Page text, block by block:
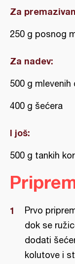
Za
250 g posnog
Za nadev:
500 g mlevenih
400 g šećera
I još:
500 g tankih
Prvo
dok se
dodati
kolutove i